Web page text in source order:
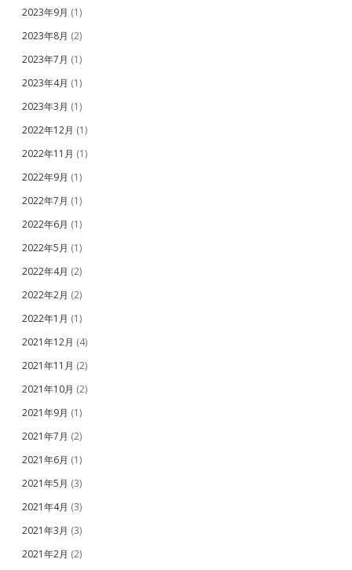
2023年9月 (1)
2023年8月 (2)
2023年7月 (1)
2023年4月 (1)
2023年3月 (1)
2022年12月 (1)
2022年11月 (1)
2022年9月 (1)
2022年7月 (1)
2022年6月 (1)
2022年5月 (1)
2022年4月 (2)
2022年2月 (2)
2022年1月 (1)
2021年12月 (4)
2021年11月 (2)
2021年10月 (2)
2021年9月 (1)
2021年7月 (2)
2021年6月 (1)
2021年5月 (3)
2021年4月 (3)
2021年3月 (3)
2021年2月 (2)